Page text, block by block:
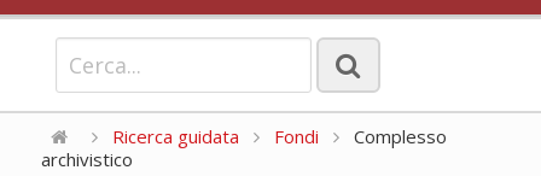
Ricerca guidata Fondi
Complesso
archivistico